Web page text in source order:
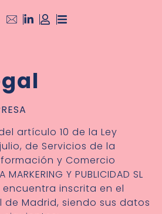
artículo 10 de la Ley
de Servicios de la
y Comercio
Y PUBLICIDAD SL
inscrita en el
de Madrid, siendo sus datos